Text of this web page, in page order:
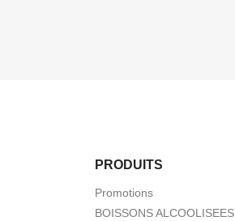
PRODUITS
Promotions
BOISSONS ALCOOLISEES